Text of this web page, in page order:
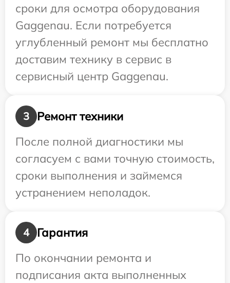
сроки для осмотра оборудования
Gaggenau. Если потребуется
углубленный ремонт мы бесплатно
доставим технику в сервис в
сервисный центр Gaggenau.
3
Ремонт техники
После полной диагностики мы
согласуем с вами точную стоимость,
сроки выполнения и займемся
устранением неполадок.
4
Гарантия
По окончании ремонта и
подписания акта выполненных